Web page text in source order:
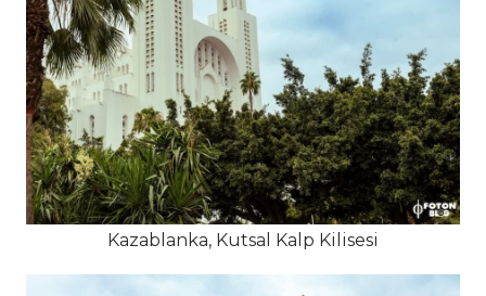
Kazablanka, Kutsal Kalp Kilisesi